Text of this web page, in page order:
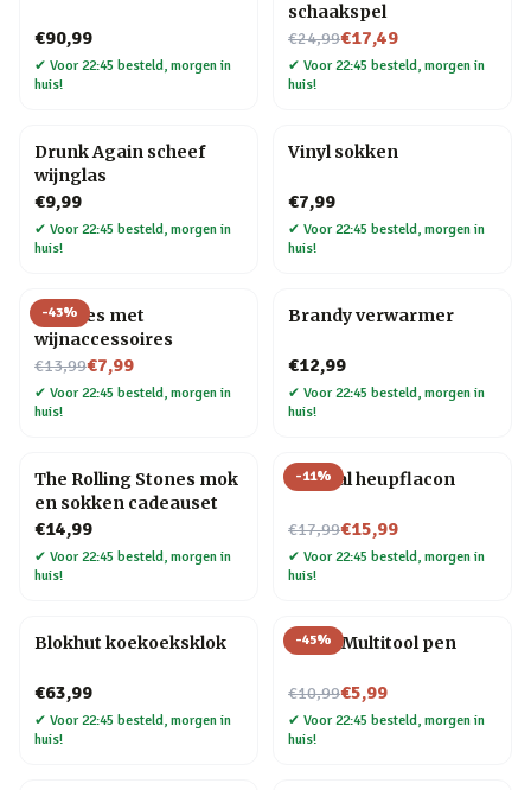
€90,99
✔ Voor 22:45 besteld, morgen in
huis!
schaakspel
€24,99
Nu voor€17,49
✔ Voor 22:45 besteld, morgen in
huis!
Drunk Again scheef
wijnglas
€9,99
✔ Voor 22:45 besteld, morgen in
huis!
Vinyl sokken
€7,99
✔ Voor 22:45 besteld, morgen in
huis!
-43%
Wijnfles met
wijnaccessoires
€13,99
Nu voor€7,99
✔ Voor 22:45 besteld, morgen in
huis!
Brandy verwarmer
€12,99
✔ Voor 22:45 besteld, morgen in
huis!
The Rolling Stones mok
en sokken cadeauset
€14,99
✔ Voor 22:45 besteld, morgen in
huis!
-11%
Golfbal heupflacon
€17,99
Nu voor€15,99
✔ Voor 22:45 besteld, morgen in
huis!
Blokhut koekoeksklok
€63,99
✔ Voor 22:45 besteld, morgen in
huis!
-45%
6-in-1 Multitool pen
€10,99
Nu voor€5,99
✔ Voor 22:45 besteld, morgen in
huis!